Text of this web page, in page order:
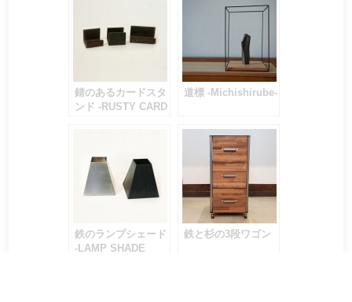
錆のあるカードスタ
ンド -RUSTY CARD
道標 -Michishirube-
鉄のランプシェード
-LAMP SHADE
鉄と杉の3段ワゴン